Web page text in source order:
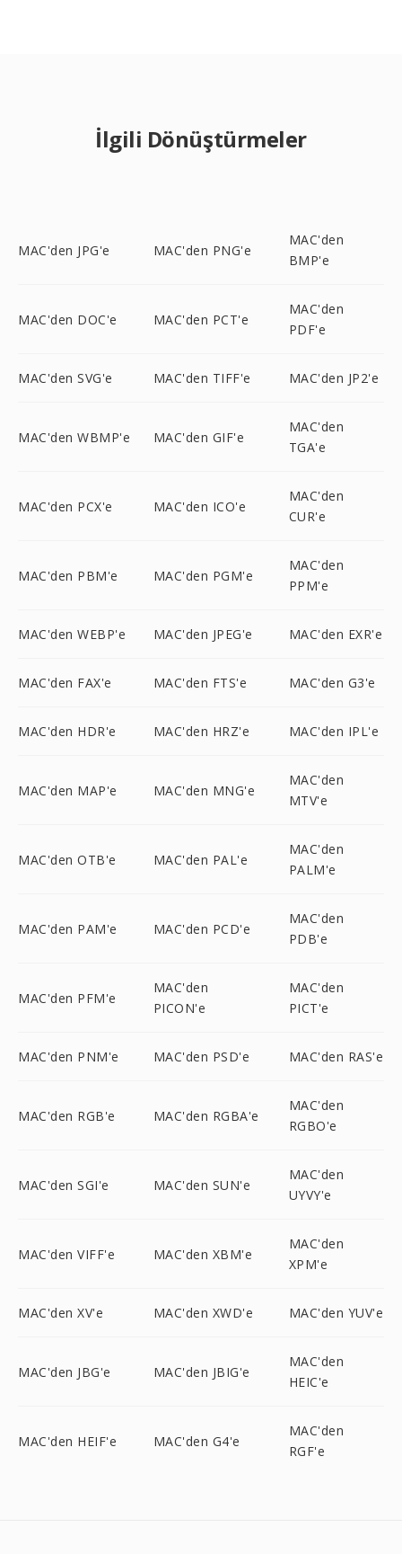
İlgili Dönüştürmeler
MAC'den JPG'e MAC'den PNG'e
MAC'den
BMP'e
MAC'den DOC'e MAC'den PCT'e
MAC'den
PDF'e
MAC'den SVG'e MAC'den TIFF'e MAC'den JP2'e
MAC'den WBMP'e MAC'den GIF'e
MAC'den
TGA'e
MAC'den PCX'e MAC'den ICO'e
MAC'den
CUR'e
MAC'den PBM'e MAC'den PGM'e
MAC'den
PPM'e
MAC'den WEBP'e MAC'den JPEG'e MAC'den EXR'e
MAC'den FAX'e MAC'den FTS'e MAC'den G3'e
MAC'den HDR'e MAC'den HRZ'e MAC'den IPL'e
MAC'den MAP'e MAC'den MNG'e
MAC'den
MTV'e
MAC'den OTB'e MAC'den PAL'e
MAC'den
PALM'e
MAC'den PAM'e MAC'den PCD'e
MAC'den
PDB'e
MAC'den PFM'e
MAC'den
PICON'e
MAC'den
PICT'e
MAC'den PNM'e MAC'den PSD'e MAC'den RAS'e
MAC'den RGB'e MAC'den RGBA'e
MAC'den
RGBO'e
MAC'den SGI'e MAC'den SUN'e
MAC'den
UYVY'e
MAC'den VIFF'e MAC'den XBM'e
MAC'den
XPM'e
MAC'den XV'e MAC'den XWD'e MAC'den YUV'e
MAC'den JBG'e MAC'den JBIG'e
MAC'den
HEIC'e
MAC'den HEIF'e MAC'den G4'e
MAC'den
RGF'e